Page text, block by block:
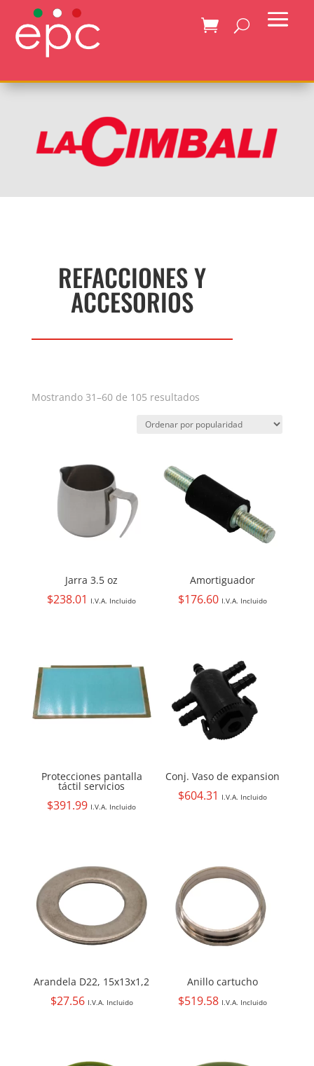
REFACCIONES Y
ACCESORIOS
Mostrando 31–60 de 105 resultadosOrdenado
popularidad
Jarra 3.5 oz
$238.01 I.V.A. Incluido
Amortiguador
$176.60 I.V.A. Incluido
Protecciones pantalla
táctil servicios
$391.99 I.V.A. Incluido
Conj. Vaso de expansion
$604.31 I.V.A. Incluido
Arandela D22, 15x13x1,2
$27.56 I.V.A. Incluido
Anillo cartucho
$519.58 I.V.A. Incluido